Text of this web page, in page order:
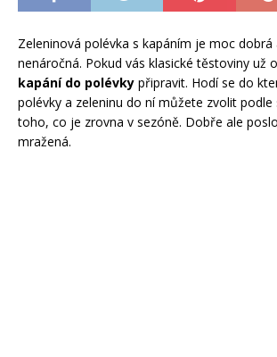
Zeleninová polévka s kapáním je moc dobrá
nenáročná. Pokud vás klasické těstoviny už
kapání do polévky připravit. Hodí se do
polévky a zeleninu do ní můžete zvolit podle
toho, co je zrovna v sezóně. Dobře ale
mražená.